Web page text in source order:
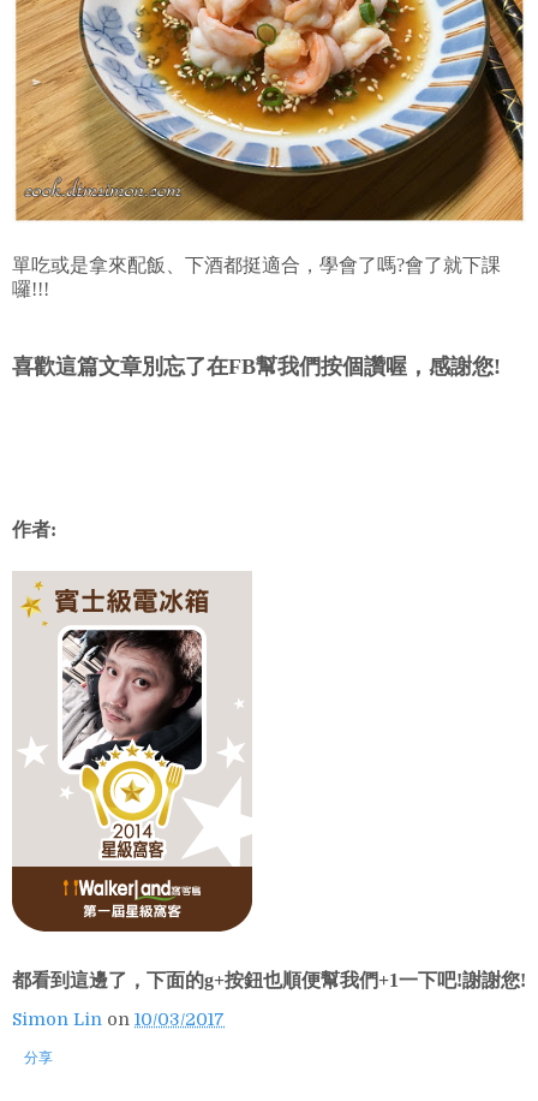
單吃或是拿來配飯、下酒都挺適合，學會了嗎?會了就下課
囉!!!
喜歡這篇文章別忘了在FB幫我們按個讚喔，感謝您!
作者:
都看到這邊了，下面的g+按鈕也順便幫我們+1一下吧!謝謝您!
Simon Lin on 10/03/2017
分享